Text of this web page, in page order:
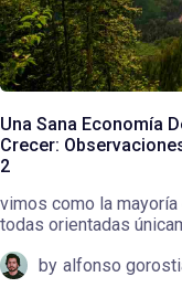
Una Sana Economía
Crecer:
2
vimos como la
todas orientadas
by alfonso